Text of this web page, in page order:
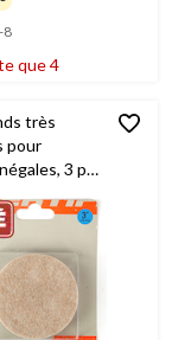
8
que 4
très
pour
3 po,